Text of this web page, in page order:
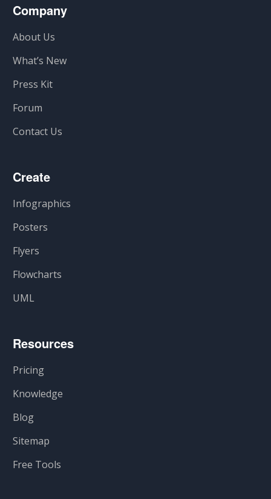
Company
About Us
What’s New
Press Kit
Forum
Contact Us
Create
Infographics
Posters
Flyers
Flowcharts
UML
Resources
Pricing
Knowledge
Blog
Sitemap
Free Tools